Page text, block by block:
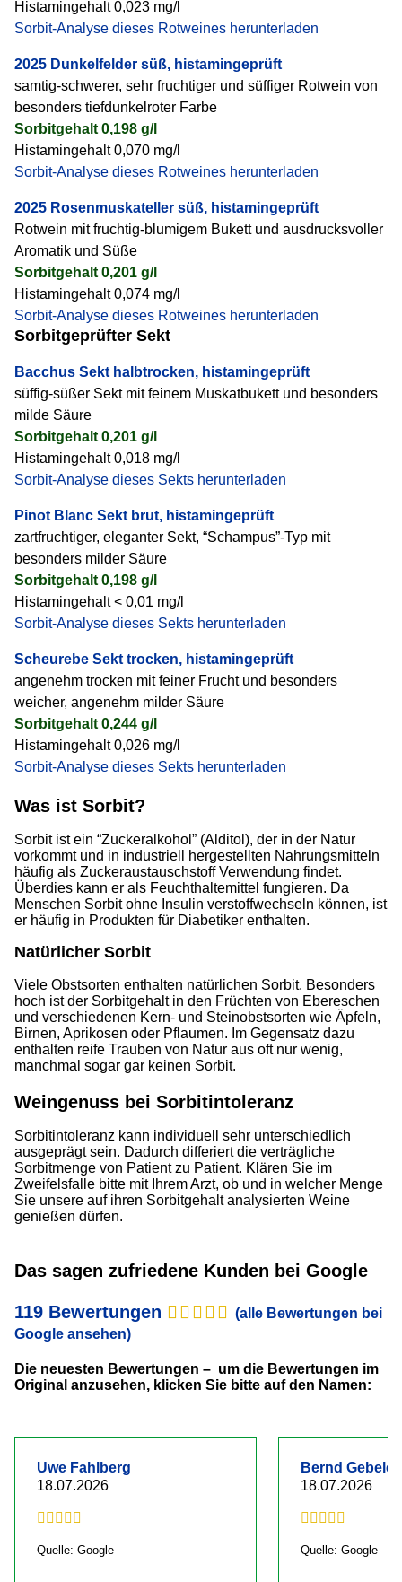
Histamingehalt 0,023 mg/l
Sorbit-Analyse dieses Rotweines herunterladen
2025 Dunkelfelder süß, histamingeprüft
samtig-schwerer, sehr fruchtiger und süffiger Rotwein von
besonders tiefdunkelroter Farbe
Sorbitgehalt 0,198 g/l
Histamingehalt 0,070 mg/l
Sorbit-Analyse dieses Rotweines herunterladen
2025 Rosen­muskateller süß, histamingeprüft
Rotwein mit fruchtig-blumigem Bukett und ausdrucksvoller
Aromatik und Süße
Sorbitgehalt 0,201 g/l
Histamingehalt 0,074 mg/l
Sorbit-Analyse dieses Rotweines herunterladen
Sorbitgeprüfter Sekt
Bacchus Sekt halbtrocken, histamingeprüft
süffig-süßer Sekt mit feinem Muskatbukett und besonders
milde Säure
Sorbitgehalt 0,201 g/l
Histamingehalt 0,018 mg/l
Sorbit-Analyse dieses Sekts herunterladen
Pinot Blanc Sekt brut, histamingeprüft
zartfruchtiger, eleganter Sekt, “Schampus”-Typ mit
besonders milder Säure
Sorbitgehalt 0,198 g/l
Histamingehalt < 0,01 mg/l
Sorbit-Analyse dieses Sekts herunterladen
Scheurebe Sekt trocken, histamingeprüft
angenehm trocken mit feiner Frucht und besonders
weicher, angenehm milder Säure
Sorbitgehalt 0,244 g/l
Histamingehalt 0,026 mg/l
Sorbit-Analyse dieses Sekts herunterladen
Was ist Sorbit?
Sorbit ist ein “Zuckeralkohol” (Alditol), der in der Natur
vorkommt und in industriell hergestellten Nahrungsmitteln
häufig als Zuckeraustauschstoff Verwendung findet.
Überdies kann er als Feuchthaltemittel fungieren. Da
Menschen Sorbit ohne Insulin verstoffwechseln können, ist
er häufig in Produkten für Diabetiker enthalten.
Natürlicher Sorbit
Viele Obstsorten enthalten natürlichen Sorbit. Besonders
hoch ist der Sorbitgehalt in den Früchten von Ebereschen
und verschiedenen Kern- und Steinobstsorten wie Äpfeln,
Birnen, Aprikosen oder Pflaumen. Im Gegensatz dazu
enthalten reife Trauben von Natur aus oft nur wenig,
manchmal sogar gar keinen Sorbit.
Weingenuss bei Sorbitintoleranz
Sorbitintoleranz kann individuell sehr unterschiedlich
ausgeprägt sein. Dadurch differiert die verträgliche
Sorbitmenge von Patient zu Patient. Klären Sie im
Zweifelsfalle bitte mit Ihrem Arzt, ob und in welcher Menge
Sie unsere auf ihren Sorbitgehalt analysierten Weine
genießen dürfen.
Das sagen zufriedene Kunden bei Google
119 Bewertungen
(alle Bewertungen bei
Google ansehen)
Die neuesten Bewertungen – um die Bewertungen im
Original anzusehen, klicken Sie bitte auf den Namen:
Uwe Fahlberg
18.07.2026
Quelle: Google
Bernd
18.07.2026
Quelle: Google